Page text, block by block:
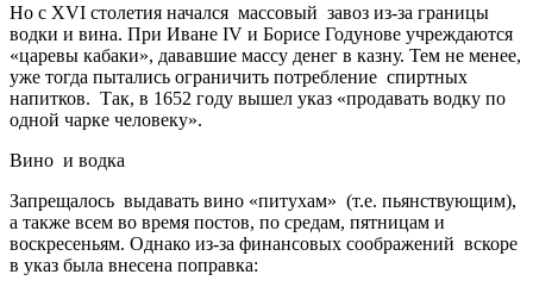
Но с XVI столетия начался массовый завоз из-за границы
водки и вина. При Иване IV и Борисе Годунове учреждаются
«царевы кабаки», дававшие массу денег в казну. Тем не менее,
уже тогда пытались ограничить потребление спиртных
напитков. Так, в 1652 году вышел указ «продавать водку по
одной чарке человеку».
Вино и водка
Запрещалось выдавать вино «питухам» (т.е. пьянствующим),
а также всем во время постов, по средам, пятницам и
воскресеньям. Однако из-за финансовых соображений вскоре
в указ была внесена поправка: